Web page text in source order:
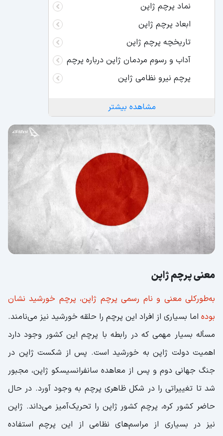
نماد پرچم ژاپن
ابعاد پرچم ژاپن
تاریخچه پرچم ژاپن
آداب و رسوم مردمان ژاپن درباره پرچم
پرچم نیرو نظامی ژاپن
مشاهده بیشتر
معنی پرچم ژاپن
به‌طورکلی معنی و نام رسمی پرچم ژاپن، پرچم خورشید نشان
بوده اما بسیاری از افراد این پرچم را حلقه خورشید نیز می‌نامند.
مسأله بسیار مهمی که در رابطه با پرچم این کشور وجود دارد
اهمیت دولت ژاپن به خورشید است. پس از شکست ژاپن در
جنگ جهانی دوم و پس از معاهده سانفرانسیسکو ژاپن، مجبور
شد تا تغییراتی را در شکل ظاهری پرچم به وجود آورد. در حال
حاضر کشور کره‌، پرچم کشور ژاپن را تحریک‌آمیز می‌داند. ژاپن
نیز در بسیاری از مراسم‌های نظامی از این پرچم استفاده